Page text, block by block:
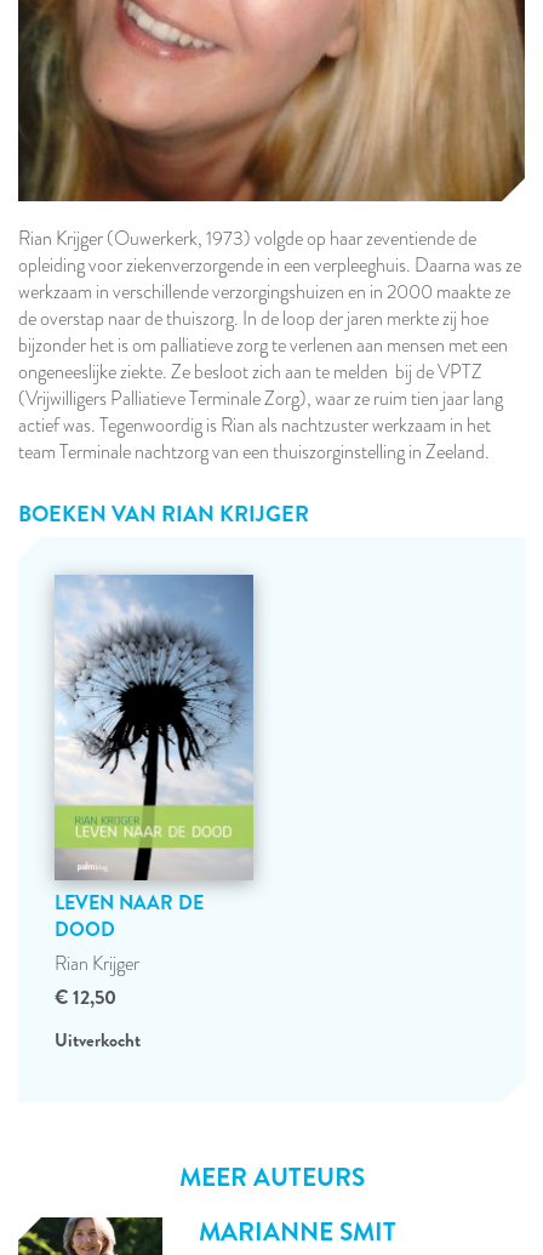
Rian Krijger (Ouwerkerk, 1973) volgde op haar zeventiende de
opleiding voor ziekenverzorgende in een verpleeghuis. Daarna was ze
werkzaam in verschillende verzorgingshuizen en in 2000 maakte ze
de overstap naar de thuiszorg. In de loop der jaren merkte zij hoe
bijzonder het is om palliatieve zorg te verlenen aan mensen met een
ongeneeslijke ziekte. Ze besloot zich aan te melden bij de VPTZ
(Vrijwilligers Palliatieve Terminale Zorg), waar ze ruim tien jaar lang
actief was. Tegenwoordig is Rian als nachtzuster werkzaam in het
team Terminale nachtzorg van een thuiszorginstelling in Zeeland.
BOEKEN VAN RIAN KRIJGER
LEVEN NAAR DE
DOOD
Rian Krijger
€ 12,50
Uitverkocht
MEER AUTEURS
MARIANNE SMIT